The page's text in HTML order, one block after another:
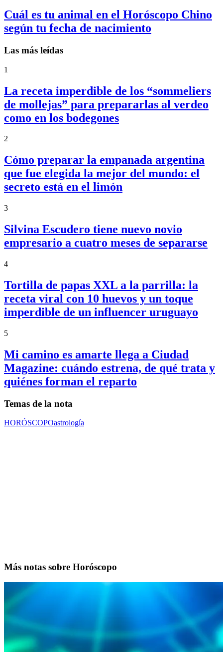
Cuál es tu animal en el Horóscopo Chino
según tu fecha de nacimiento
Las más leídas
1
La receta imperdible de los “sommeliers
de mollejas” para prepararlas al verdeo
como en los bodegones
2
Cómo preparar la empanada argentina
que fue elegida la mejor del mundo: el
secreto está en el limón
3
Silvina Escudero tiene nuevo novio
empresario a cuatro meses de separarse
4
Tortilla de papas XXL a la parrilla: la
receta viral con 10 huevos y un toque
imperdible de un influencer uruguayo
5
Mi camino es amarte llega a Ciudad
Magazine: cuándo estrena, de qué trata y
quiénes forman el reparto
Temas de la nota
HORÓSCOPOastrología
Más notas sobre Horóscopo